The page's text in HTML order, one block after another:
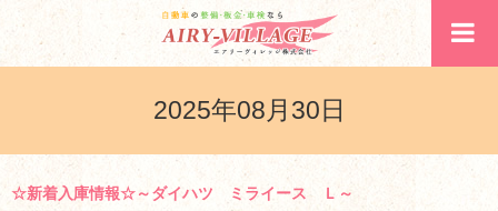
2025年08月30日
☆新着入庫情報☆～ダイハツ ミライース Ｌ～